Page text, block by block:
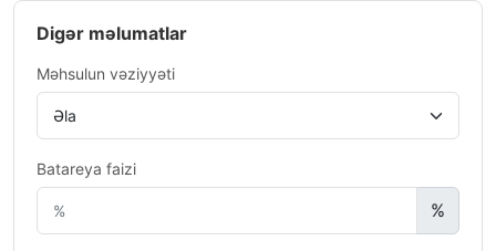
Digər məlumatlar
Məhsulun vəziyyəti
Batareya faizi
%